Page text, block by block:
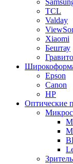
TCL
Valday
Xiaomi
Бештау
Epson
Canon
HP
Оптические